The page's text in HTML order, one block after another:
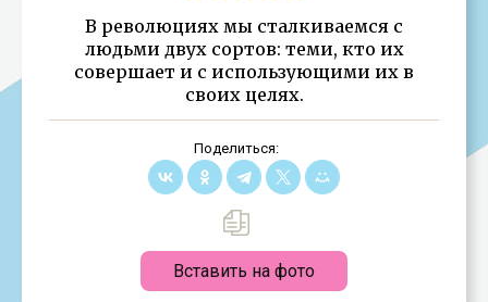
В революциях мы сталкиваемся с
людьми двух сортов: теми, кто их
совершает и с использующими их в
своих целях.
Поделиться:
Вставить на фото